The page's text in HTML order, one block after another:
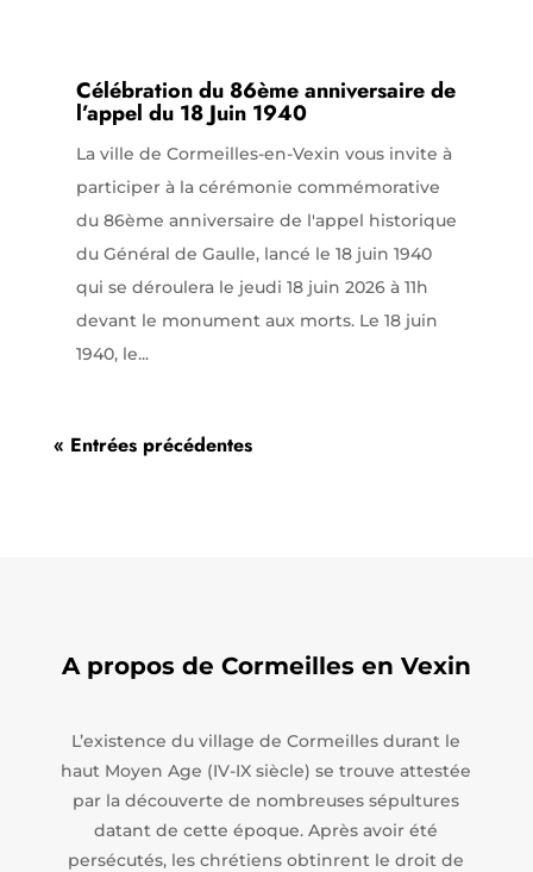
Célébration du 86ème anniversaire de
l’appel du 18 Juin 1940
La ville de Cormeilles-en-Vexin vous invite à
participer à la cérémonie commémorative
du 86ème anniversaire de l'appel historique
du Général de Gaulle, lancé le 18 juin 1940
qui se déroulera le jeudi 18 juin 2026 à 11h
devant le monument aux morts. Le 18 juin
1940, le...
« Entrées précédentes
A propos de Cormeilles en Vexin
L’existence du village de Cormeilles durant le
haut Moyen Age (IV-IX siècle) se trouve attestée
par la découverte de nombreuses sépultures
datant de cette époque. Après avoir été
persécutés, les chrétiens obtinrent le droit de